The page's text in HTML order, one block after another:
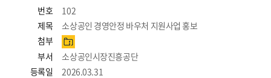
번호
102
제목
소상공인 경영안정 바우처 지원사업 홍보
첨부
부서
소상공인시장진흥공단
등록일
2026.03.31